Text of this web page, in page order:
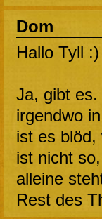
Dom
Hallo Tyll :)
Ja, gibt
irgendwo
ist es blöd,
ist nicht
alleine
Rest des